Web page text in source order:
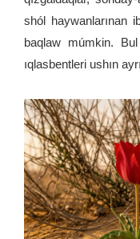
shól haywanlarınan
baqlaw múmkin.
ıqlasbentleri ushın